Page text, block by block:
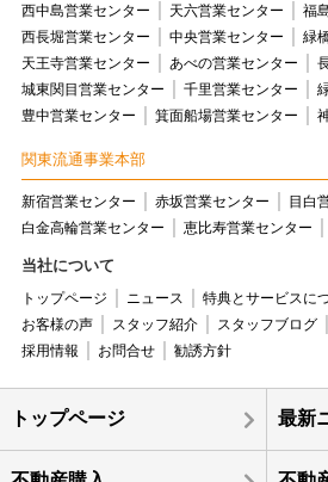
西中島営業センター 天六営業センター
福
西長堀営業センター
中央営業センター
緑
天王寺営業センター
あべの営業センター
城東関目営業センター
千里営業センター
豊中営業センター
箕面船場営業センター
関東流通事業本部
新宿営業センター 赤坂営業センター
目白
白金高輪営業センター
恵比寿営業センター
当社について
トップページ ニュース 特典とサービスに
お客様の声
スタッフ紹介 スタッフブログ
採用情報
お問合せ 勧誘方針
トップページ 最新